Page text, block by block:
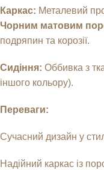
Каркас: Металевий
Чорним матовим
подряпин та корозії.
Сидіння: Оббивка з
іншого кольору).
Переваги:
Сучасний дизайн у
Надійний каркас із